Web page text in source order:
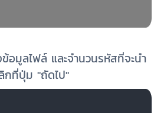
อมูลไฟล์ และจำนวนรหัสที่จะนำ
กที่ปุ่ม "ถัดไป"